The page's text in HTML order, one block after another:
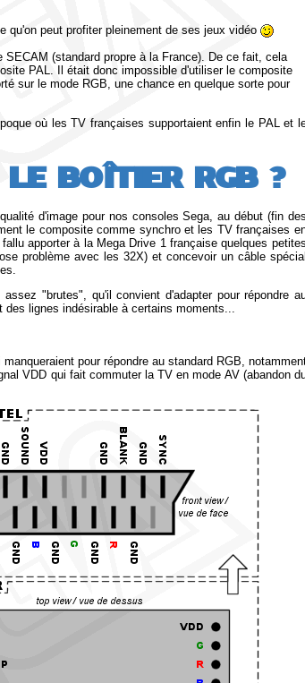
qu'on peut profiter pleinement de ses jeux vidéo
(standard propre à la France). De ce fait, cela
PAL. Il était donc impossible d'utiliser le composite
sur le mode RGB, une chance en quelque sorte pour
où les TV françaises supportaient enfin le PAL et
BOÎTIER RGB ?
d'image pour nos consoles Sega, au début (fin des
le composite comme synchro et les TV françaises
apporter à la Mega Drive 1 française quelques petites
problème avec les 32X) et concevoir un câble spécial
assez "brutes", qu'il convient d'adapter pour répondre
lignes indésirable à certains moments...
pour répondre au standard RGB,
VDD qui fait commuter la TV en mode AV (abandon